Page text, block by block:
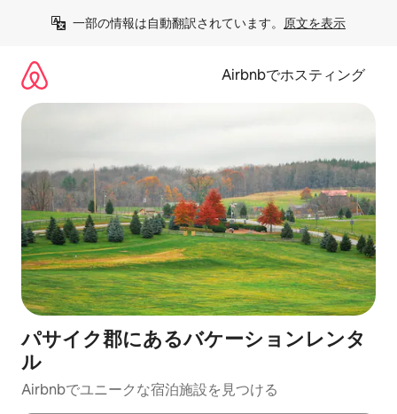
一部の情報は自動翻訳されています。 原文を表示
Airbnbでホスティング
パサイク郡にあるバケーションレンタ
ル
Airbnbでユニークな宿泊施設を見つける